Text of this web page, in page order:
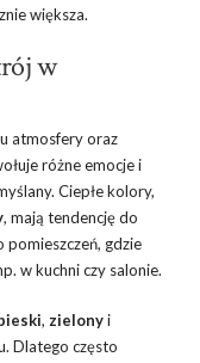
większa.
w
atmosfery oraz
różne emocje i
Ciepłe kolory,
, mają tendencję do
pomieszczeń, gdzie
w kuchni czy salonie.
, zielonyi
Dlatego często